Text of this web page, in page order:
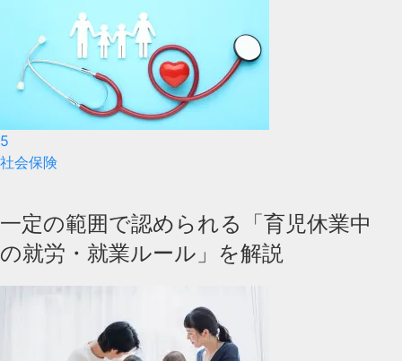
5
社会保険
一定の範囲で認められる「育児休業中
の就労・就業ルール」を解説